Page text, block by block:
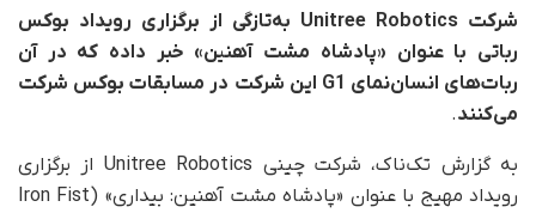
شرکت Unitree Robotics به‌تازگی از برگزاری رویداد بوکس
رباتی با عنوان «پادشاه مشت آهنین» خبر داده که در آن
ربات‌های انسان‌نمای G1 این شرکت در مسابقات بوکس شرکت
می‌کنند.
به گزارش تک‌ناک، شرکت چینی Unitree Robotics از برگزاری
رویداد مهیج با عنوان «پادشاه مشت آهنین: بیداری» (Iron Fist